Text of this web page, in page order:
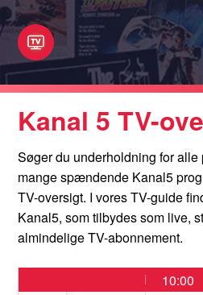
Kanal 5 TV-
Søger du underholdning for
mange spændende Kanal5
TV-oversigt. I vores TV-guide
Kanal5, som tilbydes som live,
almindelige TV-abonnement.
10:00